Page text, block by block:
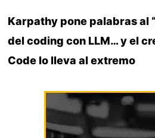
Karpathy pone palabras al
del coding con LLM… y el
Code lo lleva al extremo